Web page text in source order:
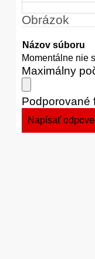
Obrázok
Názov súboru
Momentálne nie
Maximálny
Podporované